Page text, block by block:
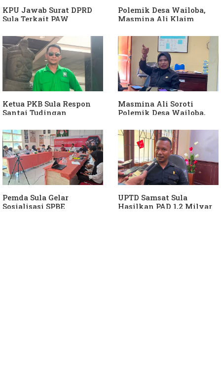
KPU Jawab Surat DPRD
Sula Terkait PAW
Hanura
Polemik Desa Wailoba,
Masmina Ali Klaim
Keterlibatan Ketua PKB
Sula
Ketua PKB Sula Respon
Santai Tudingan
Dia Kangen Saya
Masmina Ali Soroti
Polemik Desa Wailoba,
Keterlibatan Ketua PKB
Sula
Pemda Sula Gelar
Sosialisasi SPBE
UPTD Samsat Sula
Hasilkan PAD 1,2 Milyar